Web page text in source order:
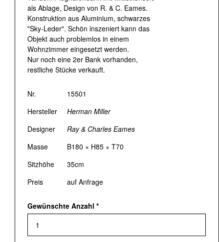
als Ablage, Design von R. & C. Eames.
Konstruktion aus Aluminium, schwarzes
"Sky-Leder". Schön inszeniert kann das
Objekt auch problemlos in einem
Wohnzimmer eingesetzt werden.
Nur noch eine 2er Bank vorhanden,
restliche Stücke verkauft.
Nr.
15501
Hersteller
Herman Miller
Designer
Ray & Charles Eames
Masse
B180 × H85 × T70
Sitzhöhe
35cm
Preis
auf Anfrage
Gewünschte Anzahl *